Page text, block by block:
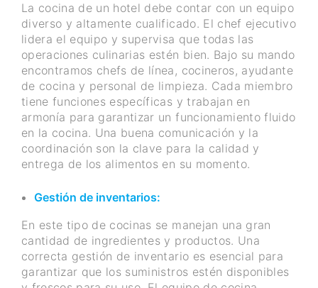
La cocina de un hotel debe contar con un equipo
diverso y altamente cualificado. El chef ejecutivo
lidera el equipo y supervisa que todas las
operaciones culinarias estén bien. Bajo su mando
encontramos chefs de línea, cocineros, ayudante
de cocina y personal de limpieza. Cada miembro
tiene funciones específicas y trabajan en
armonía para garantizar un funcionamiento fluido
en la cocina. Una buena comunicación y la
coordinación son la clave para la calidad y
entrega de los alimentos en su momento.
Gestión de inventarios:
En este tipo de cocinas se manejan una gran
cantidad de ingredientes y productos. Una
correcta gestión de inventario es esencial para
garantizar que los suministros estén disponibles